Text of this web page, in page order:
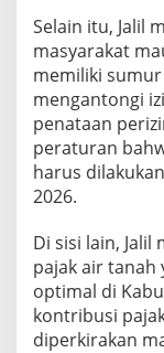
Selain itu, Jalil
masyarakat
memiliki
mengantongi
penataan
peraturan
harus
2026.
Di sisi lain,
pajak air tanah
optimal di
kontribusi
diperkirakan